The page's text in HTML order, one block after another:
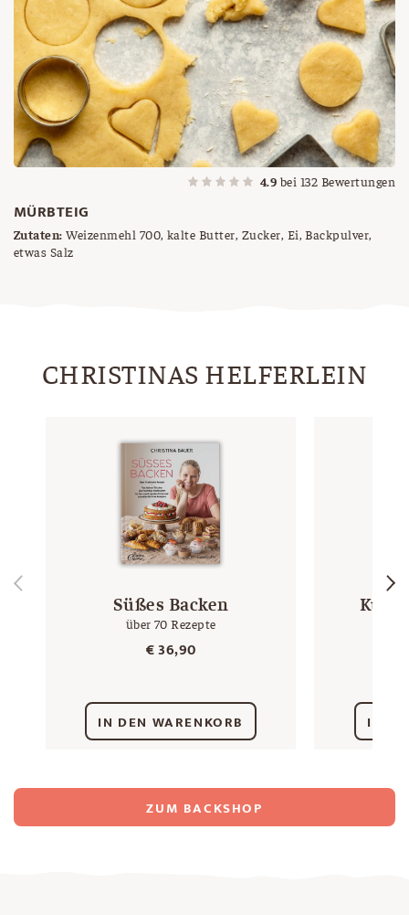
4.9 bei 132 Bewertungen
MÜRBTEIG
Zutaten: Weizenmehl 700, kalte Butter, Zucker, Ei, Backpulver,
etwas Salz
CHRISTINAS HELFERLEIN
Süßes Backen
über 70 Rezepte
€36,90
IN DEN WARENKORB IN
ZUM BACKSHOP